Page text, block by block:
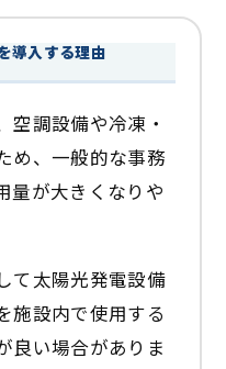
導入する理由
空調設備や冷凍・
め、一般的な事務
量が大きくなりや
て太陽光発電設備
施設内で使用する
良い場合がありま